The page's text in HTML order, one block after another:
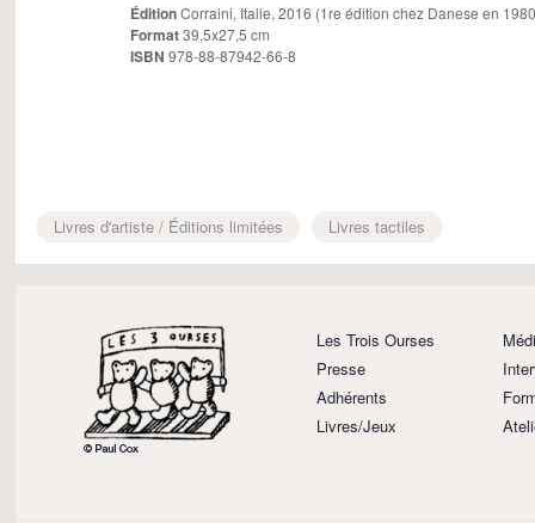
ÉditionCorraini, Italie, 2016 (1re édition chez Danese en
Format39,5x27,5 cm
ISBN 978-88-87942-66-8
Livres d'artiste / Éditions limitées Livres tactiles
Les Trois Ourses
Presse
Adhérents
Livres/Jeux